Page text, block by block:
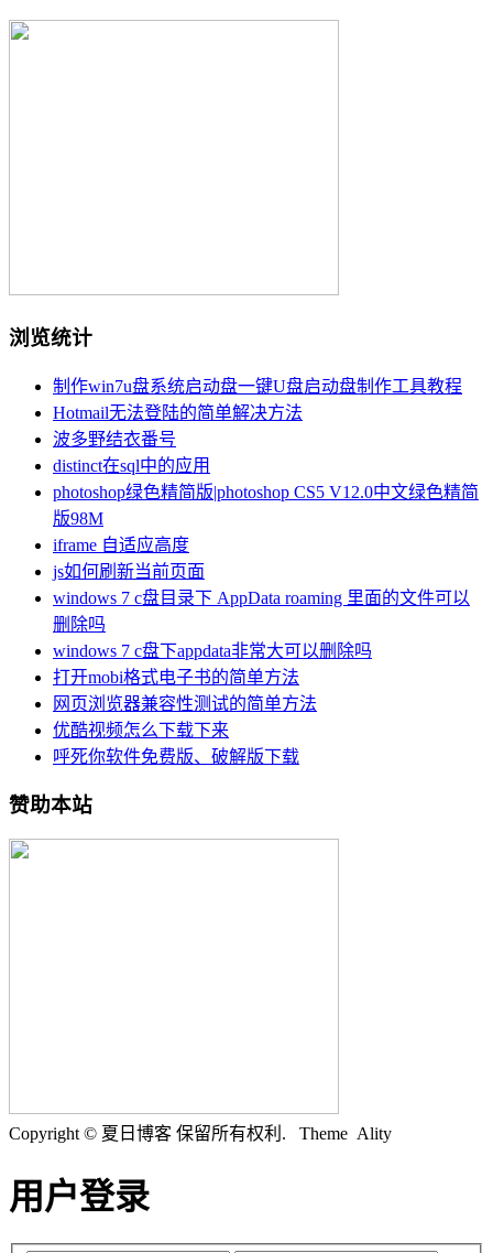
浏览统计
制作win7u盘系统启动盘一键U盘启动盘制作工具教程
Hotmail无法登陆的简单解决方法
波多野结衣番号
distinct在sql中的应用
photoshop绿色精简版|photoshop CS5 V12.0中文绿色精简
版98M
iframe 自适应高度
js如何刷新当前页面
windows 7 c盘目录下 AppData roaming 里面的文件可以
删除吗
windows 7 c盘下appdata非常大可以删除吗
打开mobi格式电子书的简单方法
网页浏览器兼容性测试的简单方法
优酷视频怎么下载下来
呼死你软件免费版、破解版下载
赞助本站
Copyright © 夏日博客 保留所有权利. Theme Ality
用户登录